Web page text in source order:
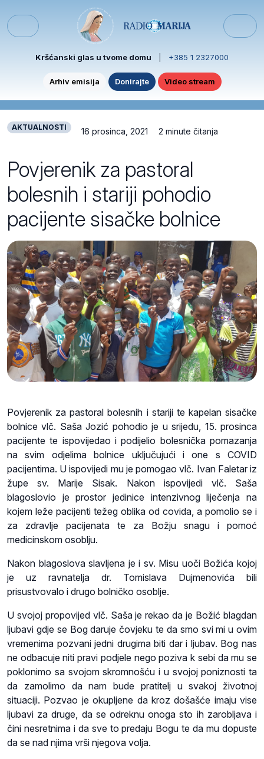
Menu
Kršćanski glas u tvome domu +385 1 2327000
Arhiv emisija Donirajte Video stream
AKTUALNOSTI 16 prosinca, 2021 2 minute čitanja
Povjerenik za pastoral
bolesnih i stariji pohodio
pacijente sisačke bolnice
Povjerenik za pastoral bolesnih i stariji te kapelan sisačke
bolnice vlč. Saša Jozić pohodio je u srijedu, 15. prosinca
pacijente te ispovijedao i podijelio bolesnička pomazanja
na svim odjelima bolnice uključujući i one s COVID
pacijentima. U ispovijedi mu je pomogao vlč. Ivan Faletar iz
župe sv. Marije Sisak. Nakon ispovijedi vlč. Saša
blagoslovio je prostor jedinice intenzivnog liječenja na
kojem leže pacijenti težeg oblika od covida, a pomolio se i
za zdravlje pacijenata te za Božju snagu i pomoć
medicinskom osoblju.
Nakon blagoslova slavljena je i sv. Misu uoči Božića kojoj
je uz ravnatelja dr. Tomislava Dujmenovića bili
prisustvovalo i drugo bolničko osoblje.
U svojoj propovijed vlč. Saša je rekao da je Božić blagdan
ljubavi gdje se Bog daruje čovjeku te da smo svi mi u ovim
vremenima pozvani jedni drugima biti dar i ljubav. Bog nas
ne odbacuje niti pravi podjele nego poziva k sebi da mu se
poklonimo sa svojom skromnošću i u svojoj poniznosti ta
da zamolimo da nam bude pratitelj u svakoj životnoj
situaciji. Pozvao je okupljene da kroz došašće imaju vise
ljubavi za druge, da se odreknu onoga sto ih zarobljava i
čini nesretnima i da sve to predaju Bogu te da mu dopuste
da se nad njima vrši njegova volja.